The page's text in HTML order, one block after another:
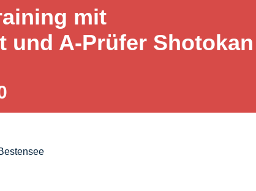
mit
A-Prüfer Shotokan